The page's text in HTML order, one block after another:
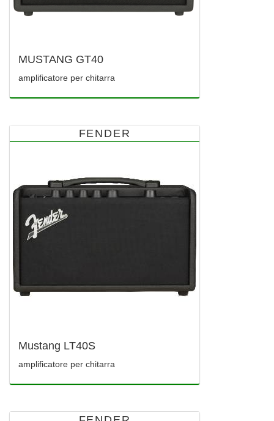
MUSTANG GT40
amplificatore per chitarra
FENDER
Mustang LT40S
amplificatore per chitarra